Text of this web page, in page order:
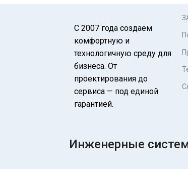
С 2007 года создаем
комфортную и
технологичную среду для
бизнеса. От
проектирования до
сервиса — под единой
гарантией.
Инженерные